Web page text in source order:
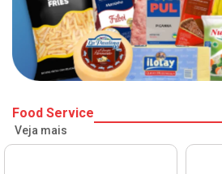
Food Service
Veja mais